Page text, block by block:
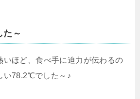
た～
いほど、食べ手に迫力が伝わるの
い78.2℃でした～♪